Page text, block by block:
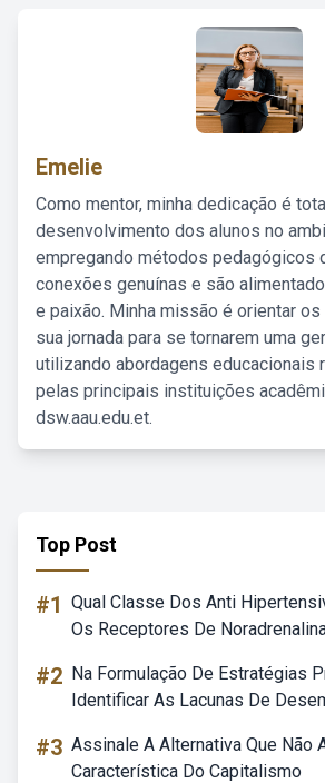
Emelie
Como mentor, minha dedicação é
desenvolvimento dos alunos no
empregando métodos pedagógicos
conexões genuínas e são
e paixão. Minha missão é orientar
sua jornada para se tornarem uma
utilizando abordagens educacionais
pelas principais instituições
dsw.aau.edu.et.
Top Post
#1 Qual Classe Dos Anti
Os Receptores De
#2 Na Formulação De Estratégias
Identificar As Lacunas De
#3 Assinale A Alternativa Que Não
Característica Do Capitalismo